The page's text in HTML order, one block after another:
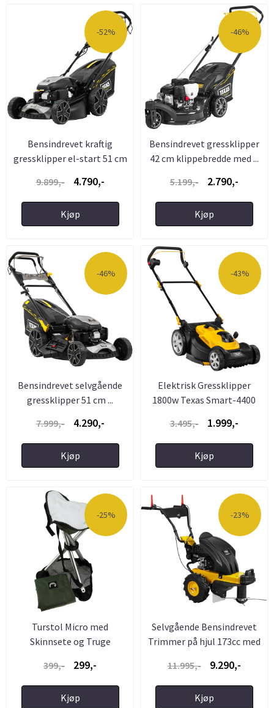
-52%
Bensindrevet kraftig
gressklipper el-start 51 cm
9.899,- 4.790,-
Kjøp
-46%
Bensindrevet gressklipper
42 cm klippebredde med ...
5.199,-
2.790,-
Kjøp
-46%
Bensindrevet selvgående
gressklipper 51 cm ...
7.999,-
4.290,-
Kjøp
-43%
Elektrisk Gressklipper
1800w Texas Smart-4400
3.495,-
1.999,-
Kjøp
-25%
Turstol Micro med
Skinnsete og Truge
399,-
299,-
Kjøp
-23%
Selvgående Bensindrevet
Trimmer på hjul 173cc med
11.995,- 9.290,-
Kjøp